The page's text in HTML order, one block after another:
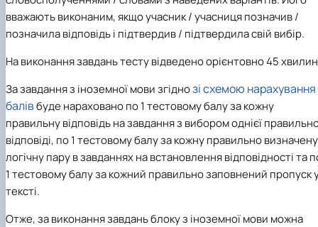
вважають виконаним, якщо учасник / учасниця позначив /
позначила відповідь і підтвердив / підтвердила свій вибір.
На виконання завдань тесту відведено орієнтовно45 хвилин
За завдання з іноземної мови згіднозі схемою нарахування
балівбуде нараховано по 1 тестовому балу за кожну
правильну відповідь на завдання з вибором однієї
відповіді, по 1 тестовому балу за кожну правильно визначену
логічну пару в завданнях на встановлення відповідності та
1 тестовому балу за кожний правильно заповнений пропуск
тексті.
Отже, за виконання завдань блоку з іноземної мови можна